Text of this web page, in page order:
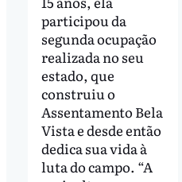
participou da
segunda ocupação
realizada no seu
estado, que
construiu o
Assentamento Bela
Vista e desde então
dedica sua vida à
luta do campo. “A